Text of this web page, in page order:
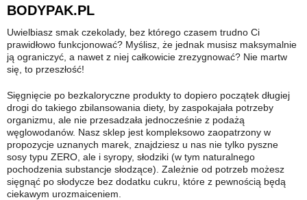
BODYPAK.PL
Uwielbiasz smak czekolady, bez którego czasem trudno Ci
prawidłowo funkcjonować? Myślisz, że jednak musisz maksymalnie
ją ograniczyć, a nawet z niej całkowicie zrezygnować? Nie martw
się, to przeszłość!
Sięgnięcie po bezkaloryczne produkty to dopiero początek długiej
drogi do takiego zbilansowania diety, by zaspokajała potrzeby
organizmu, ale nie przesadzała jednocześnie z podażą
węglowodanów. Nasz sklep jest kompleksowo zaopatrzony w
propozycje uznanych marek, znajdziesz u nas nie tylko pyszne
sosy typu ZERO, ale i syropy, słodziki (w tym naturalnego
pochodzenia substancje słodzące). Zależnie od potrzeb możesz
sięgnąć po słodycze bez dodatku cukru, które z pewnością będą
ciekawym urozmaiceniem.